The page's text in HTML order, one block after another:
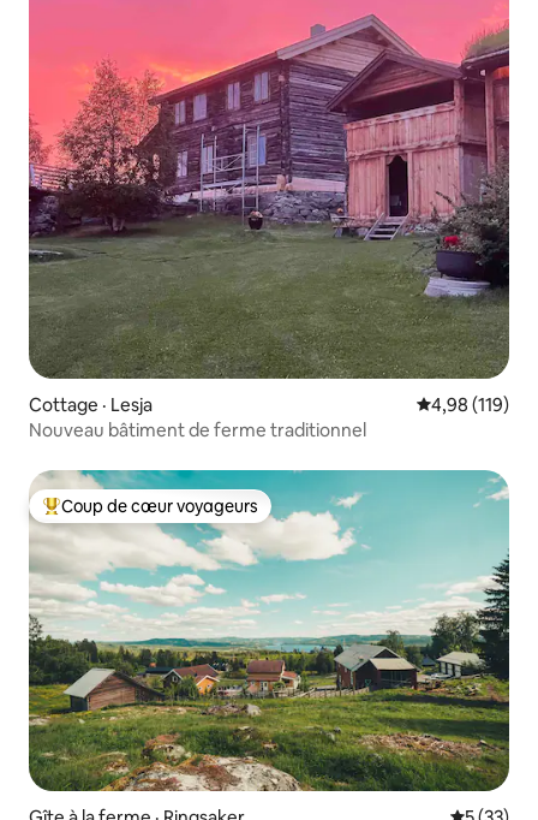
Cottage · Lesja Note
4,98 (119)
Nouveau bâtiment de ferme traditionnel
Coup de cœur voyageurs parmi les plus aimés
Coup de cœur voyageurs